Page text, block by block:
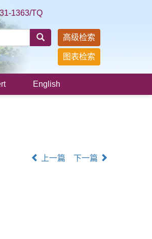
1363/TQ
高级检索
图表检索
English
上一篇 下一篇